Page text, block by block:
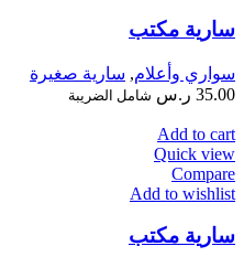
سارية مكتب
سواري وأعلام, سارية صغيرة
35.00 ر.س شامل الضريبة
Add to cart
Quick view
Compare
Add to wishlist
سارية مكتب